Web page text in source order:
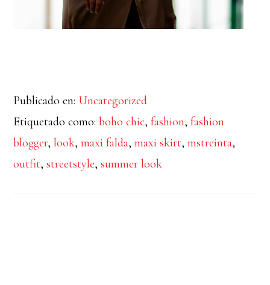
Publicado en: Uncategorized
Etiquetado como:boho chic,fashion,fashion
blogger,look,maxi falda,maxi skirt,mstreinta,
outfit,streetstyle,summer look